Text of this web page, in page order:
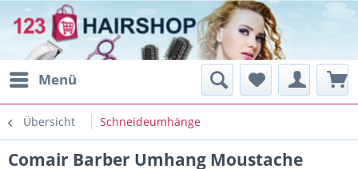
Menü
Übersicht Schneideumhänge
Comair Barber Umhang Moustache